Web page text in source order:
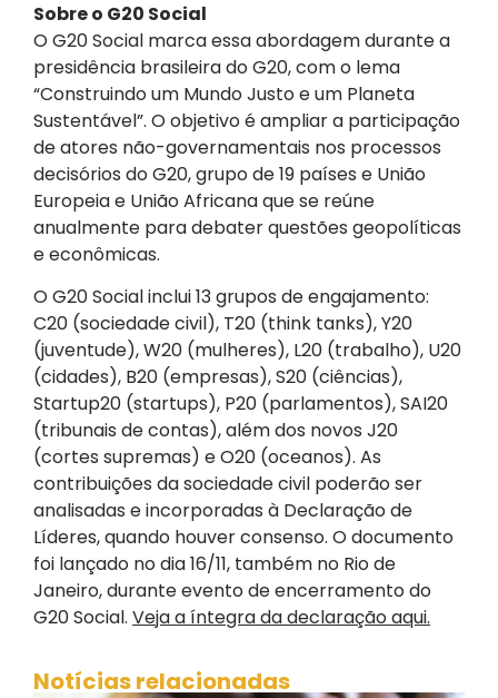
Sobre o G20 Social
O G20 Social marca essa abordagem durante a
presidência brasileira do G20, com o lema
“Construindo um Mundo Justo e um Planeta
Sustentável”. O objetivo é ampliar a participação
de atores não-governamentais nos processos
decisórios do G20, grupo de 19 países e União
Europeia e União Africana que se reúne
anualmente para debater questões geopolíticas
e econômicas.
O G20 Social inclui 13 grupos de engajamento:
C20 (sociedade civil), T20 (think tanks), Y20
(juventude), W20 (mulheres), L20 (trabalho), U20
(cidades), B20 (empresas), S20 (ciências),
Startup20 (startups), P20 (parlamentos), SAI20
(tribunais de contas), além dos novos J20
(cortes supremas) e O20 (oceanos). As
contribuições da sociedade civil poderão ser
analisadas e incorporadas à Declaração de
Líderes, quando houver consenso. O documento
foi lançado no dia 16/11, também no Rio de
Janeiro, durante evento de encerramento do
G20 Social. Veja a íntegra da declaração aqui.
Notícias relacionadas